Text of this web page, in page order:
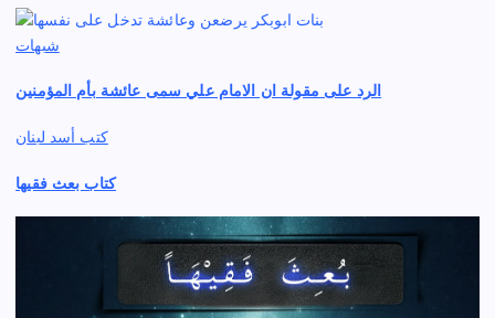
شبهات
الرد على مقولة ان الامام علي سمى عائشة بأم المؤمنين
كتب أسد لبنان
كتاب بعث فقيها